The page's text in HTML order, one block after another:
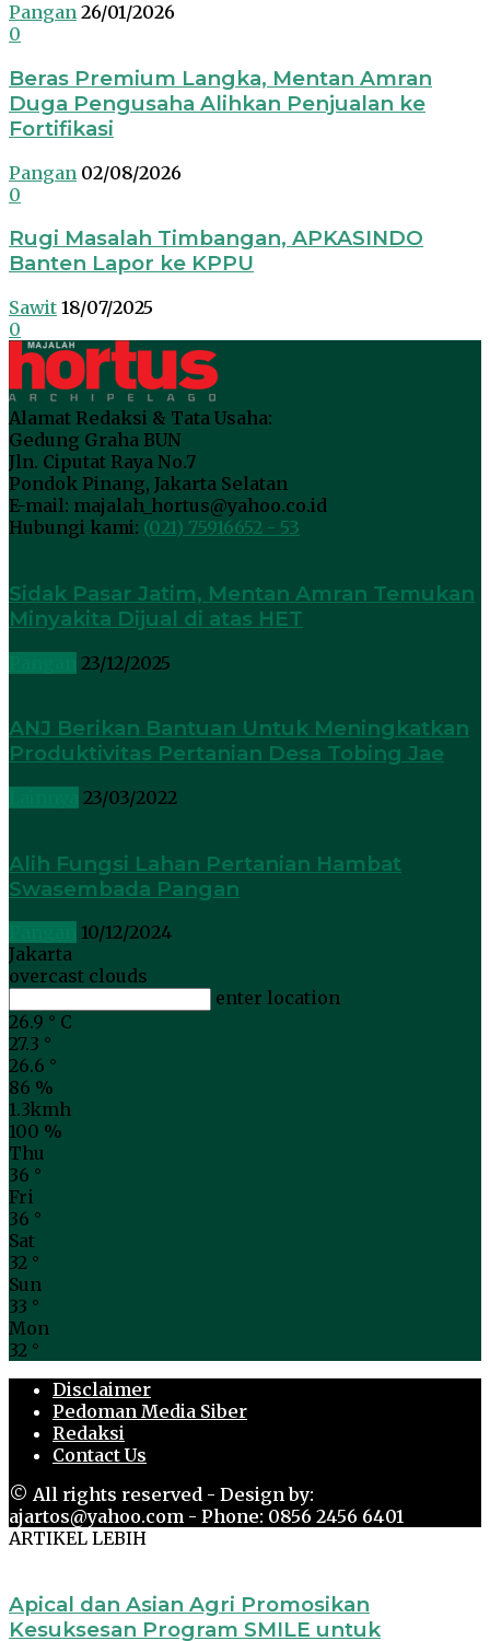
Pangan 26/01/2026
0
Beras Premium Langka, Mentan Amran
Duga Pengusaha Alihkan Penjualan ke
Fortifikasi
Pangan 02/08/2026
0
Rugi Masalah Timbangan, APKASINDO
Banten Lapor ke KPPU
Sawit 18/07/2025
0
Alamat Redaksi & Tata Usaha:
Gedung Graha BUN
Jln. Ciputat Raya No.7
Pondok Pinang, Jakarta Selatan
E-mail: majalah_hortus@yahoo.co.id
Hubungi kami: (021) 75916652 - 53
Sidak Pasar Jatim, Mentan Amran Temukan
Minyakita Dijual di atas HET
23/12/2025
ANJ Berikan Bantuan Untuk Meningkatkan
Produktivitas Pertanian Desa Tobing Jae
23/03/2022
Alih Fungsi Lahan Pertanian Hambat
Swasembada Pangan
10/12/2024
Jakarta
overcast clouds
enter location
26.9 ° C
27.3 °
26.6 °
86 %
1.3kmh
100 %
Thu
36 °
Fri
36 °
Sat
32 °
Sun
33 °
Mon
32 °
Disclaimer
Pedoman Media Siber
Redaksi
Contact Us
© All rights reserved - Design by:
ajartos@yahoo.com - Phone: 0856 2456 6401
ARTIKEL LEBIH
Apical dan Asian Agri Promosikan
Kesuksesan Program SMILE untuk